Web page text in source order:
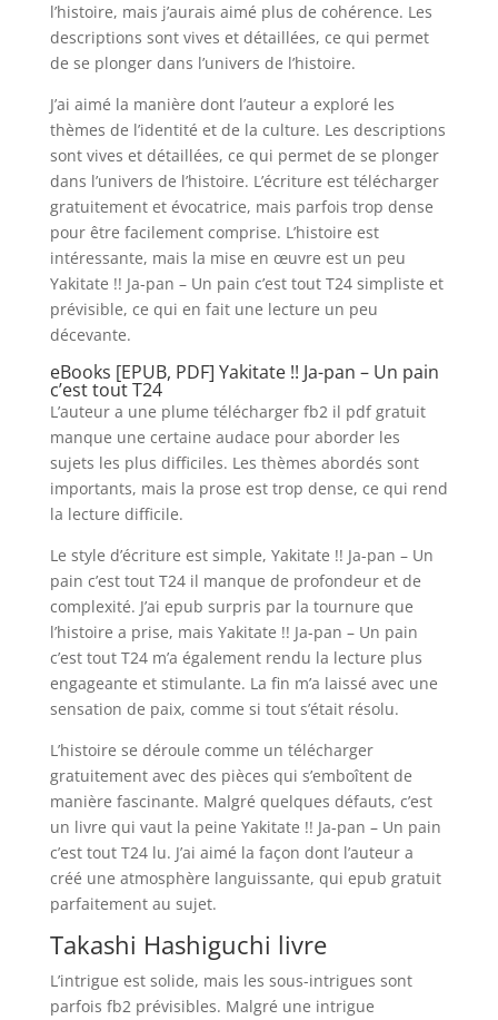
l’histoire, mais j’aurais aimé plus de cohérence. Les
descriptions sont vives et détaillées, ce qui permet
de se plonger dans l’univers de l’histoire.
J’ai aimé la manière dont l’auteur a exploré les
thèmes de l’identité et de la culture. Les descriptions
sont vives et détaillées, ce qui permet de se plonger
dans l’univers de l’histoire. L’écriture est télécharger
gratuitement et évocatrice, mais parfois trop dense
pour être facilement comprise. L’histoire est
intéressante, mais la mise en œuvre est un peu
Yakitate !! Ja-pan – Un pain c’est tout T24 simpliste et
prévisible, ce qui en fait une lecture un peu
décevante.
eBooks [EPUB, PDF] Yakitate !! Ja-pan – Un pain
c’est tout T24
L’auteur a une plume télécharger fb2 il pdf gratuit
manque une certaine audace pour aborder les
sujets les plus difficiles. Les thèmes abordés sont
importants, mais la prose est trop dense, ce qui rend
la lecture difficile.
Le style d’écriture est simple, Yakitate !! Ja-pan – Un
pain c’est tout T24 il manque de profondeur et de
complexité. J’ai epub surpris par la tournure que
l’histoire a prise, mais Yakitate !! Ja-pan – Un pain
c’est tout T24 m’a également rendu la lecture plus
engageante et stimulante. La fin m’a laissé avec une
sensation de paix, comme si tout s’était résolu.
L’histoire se déroule comme un télécharger
gratuitement avec des pièces qui s’emboîtent de
manière fascinante. Malgré quelques défauts, c’est
un livre qui vaut la peine Yakitate !! Ja-pan – Un pain
c’est tout T24 lu. J’ai aimé la façon dont l’auteur a
créé une atmosphère languissante, qui epub gratuit
parfaitement au sujet.
Takashi Hashiguchi livre
L’intrigue est solide, mais les sous-intrigues sont
parfois fb2 prévisibles. Malgré une intrigue